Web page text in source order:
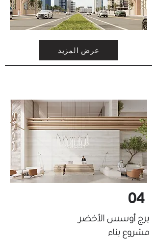
عرض المزيد
04
برج أوسس الأخضر
مشروع بناء